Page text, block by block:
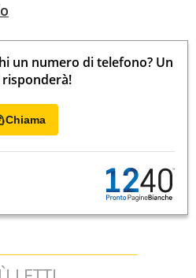
un numero di telefono? Un
Chiama